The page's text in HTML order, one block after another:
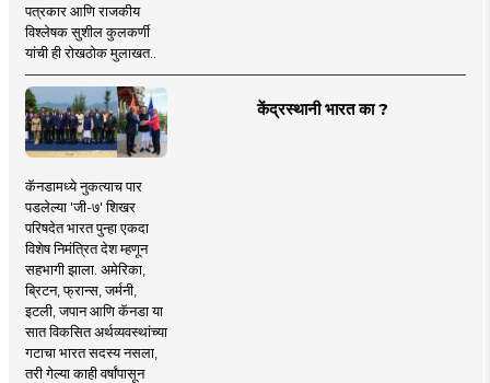
पत्रकार आणि राजकीय
विश्लेषक सुशील कुलकर्णी
यांची ही रोखठोक मुलाखत..
केंद्रस्थानी भारत का ?
कॅनडामध्ये नुकत्याच पार
पडलेल्या 'जी-७' शिखर
परिषदेत भारत पुन्हा एकदा
विशेष निमंत्रित देश म्हणून
सहभागी झाला. अमेरिका,
ब्रिटन, फ्रान्स, जर्मनी,
इटली, जपान आणि कॅनडा या
सात विकसित अर्थव्यवस्थांच्या
गटाचा भारत सदस्य नसला,
तरी गेल्या काही वर्षांपासून